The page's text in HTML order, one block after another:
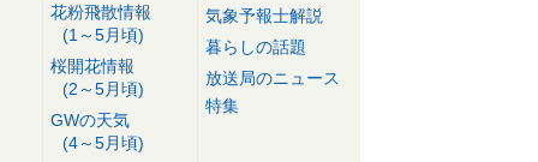
花粉飛散情報
(1～5月頃)
桜開花情報
(2～5月頃)
GWの天気
(4～5月頃)
気象予報士解説
暮らしの話題
放送局のニュース
特集